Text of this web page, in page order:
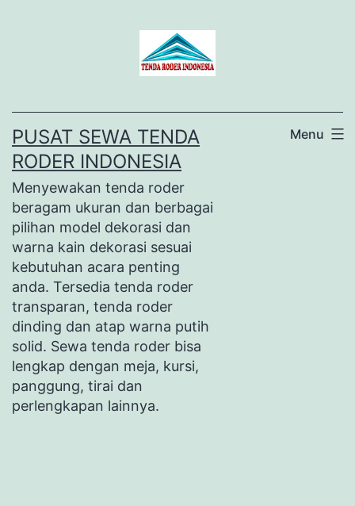
PUSAT SEWA TENDA
RODER INDONESIA
Menyewakan tenda roder
beragam ukuran dan berbagai
pilihan model dekorasi dan
warna kain dekorasi sesuai
kebutuhan acara penting
anda. Tersedia tenda roder
transparan, tenda roder
dinding dan atap warna putih
solid. Sewa tenda roder bisa
lengkap dengan meja, kursi,
panggung, tirai dan
perlengkapan lainnya.
Menu